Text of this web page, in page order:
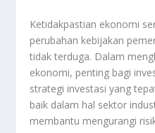
Ketidakpastian ekonomi
perubahan kebijakan
tidak terduga. Dalam
ekonomi, penting bagi
strategi investasi yang
baik dalam hal sektor
membantu mengurangi